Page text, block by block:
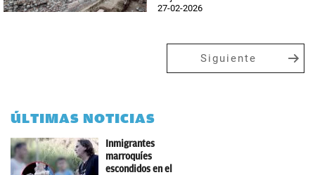
27-02-2026
Siguiente
ÚLTIMAS NOTICIAS
Inmigrantes
marroquíes
escondidos en el